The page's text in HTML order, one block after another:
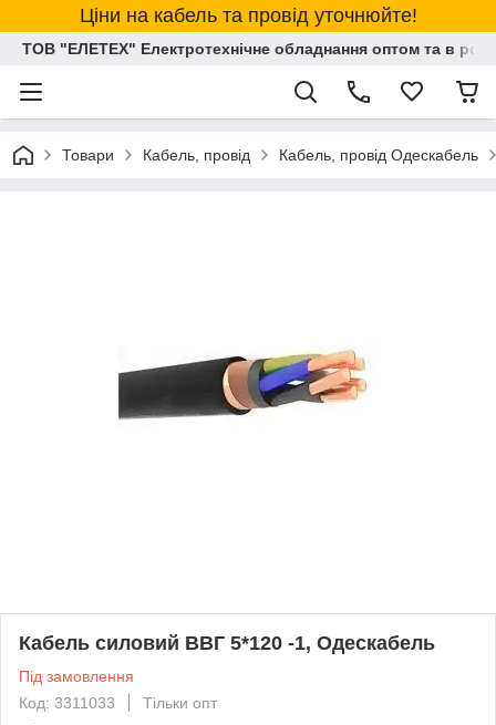
Ціни на кабель та провід уточнюйте!
ТОВ "ЕЛЕТЕХ" Електротехнічне обладнання оптом та в
Товари Кабель, провід Кабель, провід Одескабель
Кабель силовий ВВГ 5*120 -1, Одескабель
Під замовлення
Код: 3311033
Тільки опт